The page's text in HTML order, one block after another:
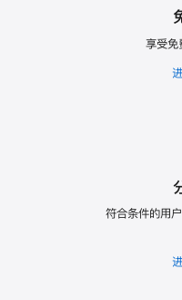
享受免
符合条件的用